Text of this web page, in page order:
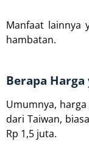
Manfaat lainnya
hambatan.
Berapa
Umumnya,
dari Taiwan,
Rp 1,5 juta.